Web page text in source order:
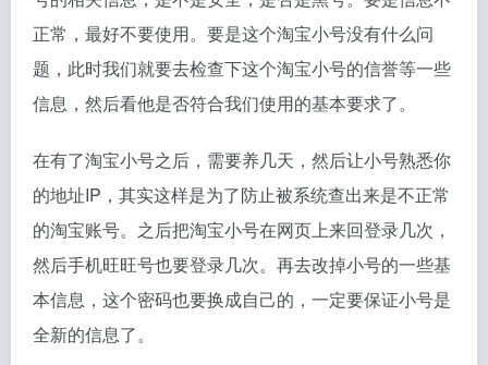
正常，最好不要使用。要是这个淘宝小号没有什么问
题，此时我们就要去检查下这个淘宝小号的信誉等一些
信息，然后看他是否符合我们使用的基本要求了。
在有了淘宝小号之后，需要养几天，然后让小号熟悉你
的地址IP，其实这样是为了防止被系统查出来是不正常
的淘宝账号。之后把淘宝小号在网页上来回登录几次，
然后手机旺旺号也要登录几次。再去改掉小号的一些基
本信息，这个密码也要换成自己的，一定要保证小号是
全新的信息了。